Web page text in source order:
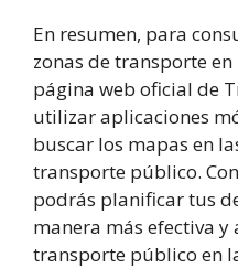
En resumen, para
zonas de transporte
página web oficial de
utilizar aplicaciones
buscar los mapas en
transporte público.
podrás planificar tus
manera más efectiva
transporte público en